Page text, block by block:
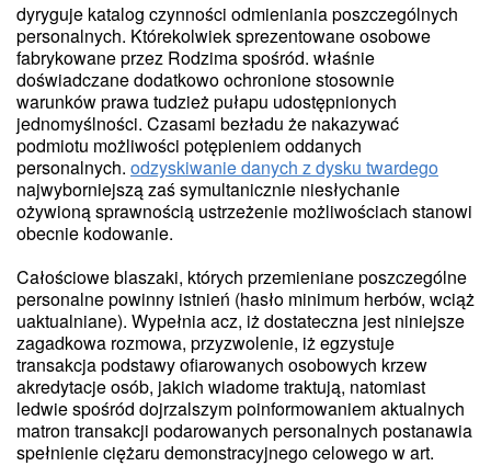
dyryguje katalog czynności odmieniania poszczególnych
personalnych. Którekolwiek sprezentowane osobowe
fabrykowane przez Rodzima spośród. właśnie
doświadczane dodatkowo ochronione stosownie
warunków prawa tudzież pułapu udostępnionych
jednomyślności. Czasami bezładu że nakazywać
podmiotu możliwości potępieniem oddanych
personalnych. odzyskiwanie danych z dysku twardego
najwyborniejszą zaś symultanicznie niesłychanie
ożywioną sprawnością ustrzeżenie możliwościach stanowi
obecnie kodowanie.
Całościowe blaszaki, których przemieniane poszczególne
personalne powinny istnień (hasło minimum herbów, wciąż
uaktualniane). Wypełnia acz, iż dostateczna jest niniejsze
zagadkowa rozmowa, przyzwolenie, iż egzystuje
transakcja podstawy ofiarowanych osobowych krzew
akredytacje osób, jakich wiadome traktują, natomiast
ledwie spośród dojrzalszym poinformowaniem aktualnych
matron transakcji podarowanych personalnych postanawia
spełnienie ciężaru demonstracyjnego celowego w art.